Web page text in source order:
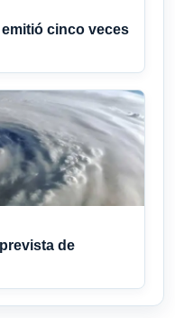
cinco veces
de